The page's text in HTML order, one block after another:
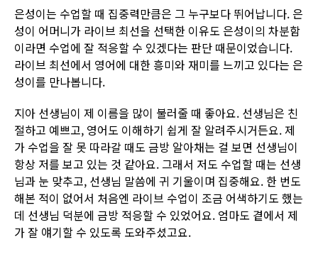
은성이는 수업할 때 집중력만큼은 그 누구보다 뛰어납니다. 은
성이 어머니가 라이브 최선을 선택한 이유도 은성이의 차분함
이라면 수업에 잘 적응할 수 있겠다는 판단 때문이었습니다.
라이브 최선에서 영어에 대한 흥미와 재미를 느끼고 있다는 은
성이를 만나봅니다.
지아 선생님이 제 이름을 많이 불러줄 때 좋아요. 선생님은 친
절하고 예쁘고, 영어도 이해하기 쉽게 잘 알려주시거든요. 제
가 수업을 잘 못 따라갈 때도 금방 알아채는 걸 보면 선생님이
항상 저를 보고 있는 것 같아요. 그래서 저도 수업할 때는 선생
님과 눈 맞추고, 선생님 말씀에 귀 기울이며 집중해요. 한 번도
해본 적이 없어서 처음엔 라이브 수업이 조금 어색하기도 했는
데 선생님 덕분에 금방 적응할 수 있었어요. 엄마도 곁에서 제
가 잘 얘기할 수 있도록 도와주셨고요.